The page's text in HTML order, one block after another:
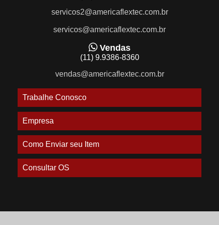
servicos2@americaflextec.com.br
servicos@americaflextec.com.br
Vendas
(11) 9.9386-8360
vendas@americaflextec.com.br
Trabalhe Conosco
Empresa
Como Enviar seu Item
Consultar OS